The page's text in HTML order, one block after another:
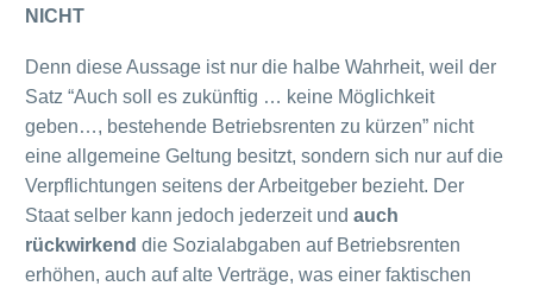
NICHT
Denn diese Aussage ist nur die halbe Wahrheit, weil der
Satz “Auch soll es zukünftig … keine Möglichkeit
geben…, bestehende Betriebsrenten zu kürzen” nicht
eine allgemeine Geltung besitzt, sondern sich nur auf die
Verpflichtungen seitens der Arbeitgeber bezieht. Der
Staat selber kann jedoch jederzeit und auch
rückwirkend die Sozialabgaben auf Betriebsrenten
erhöhen, auch auf alte Verträge, was einer faktischen